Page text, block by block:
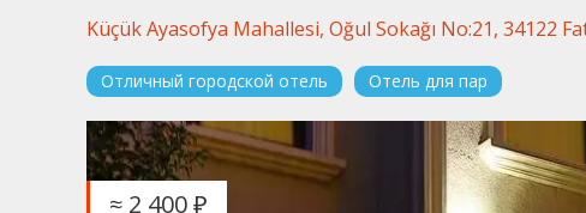
Küçük Ayasofya Mahallesi, Oğul Sokağı No:21, 34122
Отличный городской отель Отель для пар
≈ 2 400 ₽